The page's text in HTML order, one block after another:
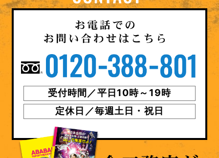
受付時間／平日10時～19時
定休日／毎週土日・祝日